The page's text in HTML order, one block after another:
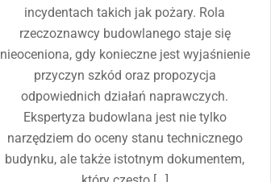
incydentach takich jak pożary. Rola
rzeczoznawcy budowlanego staje się
nieoceniona, gdy konieczne jest wyjaśnienie
przyczyn szkód oraz propozycja
odpowiednich działań naprawczych.
Ekspertyza budowlana jest nie tylko
narzędziem do oceny stanu technicznego
budynku, ale także istotnym dokumentem,